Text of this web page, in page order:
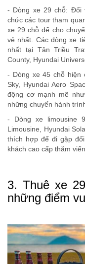
- Dòng xe 29 chỗ:
chức các tour tham
xe 29 chỗ để cho
vẻ nhất. Các dòng xe
nhất tại Tân Triều
County, Hyundai
- Dòng xe 45 chỗ hiện
Sky, Hyundai Aero
động cơ mạnh mẽ
những chuyến hành
- Dòng xe limousine
Limousine, Hyundai
thích hợp để đi gặp
khách cao cấp thăm
3. Thuê xe
những điểm